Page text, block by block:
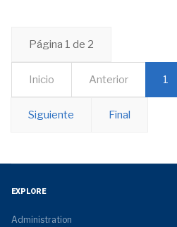
Página 1 de 2
Inicio Anterior 1
Siguiente Final
EXPLORE
Administration